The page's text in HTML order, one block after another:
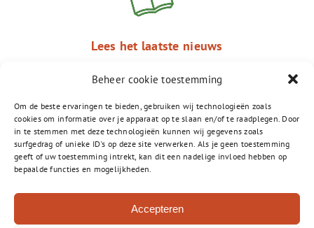
Beheer cookie toestemming
Om de beste ervaringen te bieden, gebruiken wij technologieën zoals
cookies om informatie over je apparaat op te slaan en/of te raadplegen. Door
in te stemmen met deze technologieën kunnen wij gegevens zoals
surfgedrag of unieke ID's op deze site verwerken. Als je geen toestemming
geeft of uw toestemming intrekt, kan dit een nadelige invloed hebben op
bepaalde functies en mogelijkheden.
Accepteren
Lees het laatste nieuws
Vossiuslaan 2-A